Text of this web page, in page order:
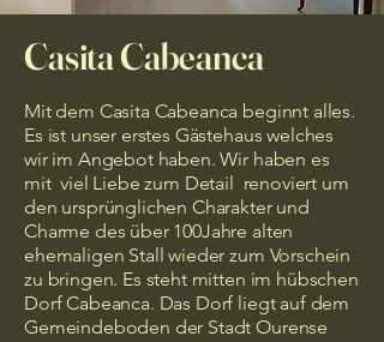
Casita Cabeanca
Mit dem Casita Cabeanca beginnt alles.
Es ist unser erstes Gästehaus welches
wir im Angebot haben. Wir haben es
mit viel Liebe zum Detail renoviert um
den ursprünglichen Charakter und
Charme des über 100Jahre alten
ehemaligen Stall wieder zum Vorschein
zu bringen. Es steht mitten im hübschen
Dorf Cabeanca. Das Dorf liegt auf dem
Gemeindeboden der Stadt Ourense